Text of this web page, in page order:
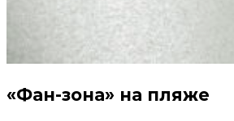
«Фан-зона» на пляже